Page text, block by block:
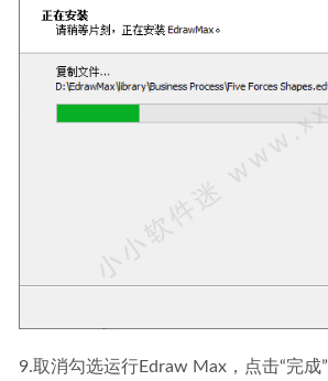
9.取消勾选运行Edraw Max，点击“完成”